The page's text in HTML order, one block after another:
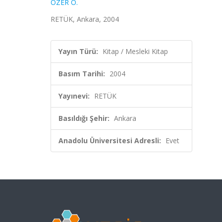
ÖZER Ö.
RETÜK, Ankara, 2004
Yayın Türü: Kitap / Mesleki Kitap
Basım Tarihi: 2004
Yayınevi: RETÜK
Basıldığı Şehir: Ankara
Anadolu Üniversitesi Adresli: Evet